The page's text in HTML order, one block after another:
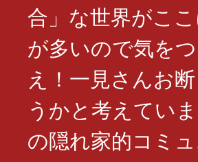
合」な世界がこ
が多いので気を
え！一見さんお
うかと考えてい
の隠れ家的コミュ